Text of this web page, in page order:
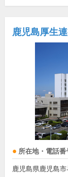
鹿児島厚生
所在地・電話番
鹿児島県鹿児島